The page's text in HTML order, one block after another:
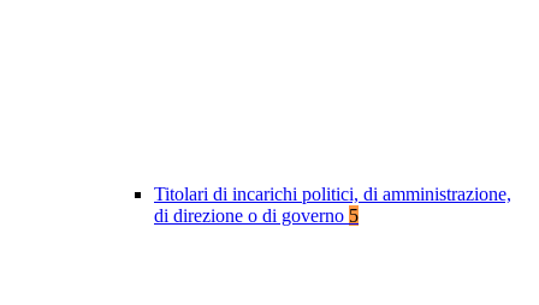
Titolari di incarichi politici, di amministrazione,
di direzione o di governo 5